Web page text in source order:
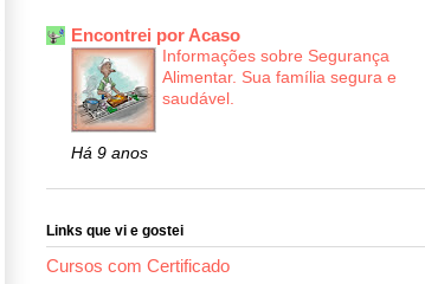
Encontrei por Acaso
Informações sobre Segurança
Alimentar. Sua família segura e
saudável.
Há 9 anos
Links que vi e gostei
Cursos com Certificado